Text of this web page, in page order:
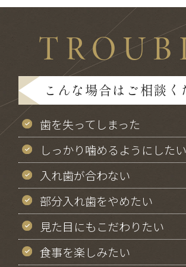
こんな場合はご相談く
歯を失ってしまった
しっかり噛めるようにしたい
入れ歯が合わない
部分入れ歯をやめたい
見た目にもこだわりたい
食事を楽しみたい